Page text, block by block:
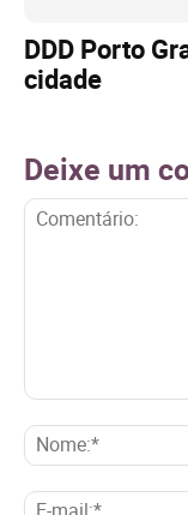
DDD Porto
cidade
Deixe um